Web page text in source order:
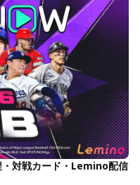
・対戦カード・Lemino配信